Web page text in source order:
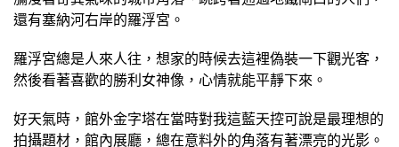
還有塞納河右岸的羅浮宮。
羅浮宮總是人來人往，想家的時候去這裡偽裝一下觀光客，
然後看著喜歡的勝利女神像，心情就能平靜下來。
好天氣時，館外金字塔在當時對我這藍天控可說是最理想的
拍攝題材，館內展廳，總在意料外的角落有著漂亮的光影。